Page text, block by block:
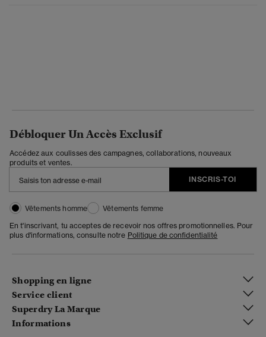
Débloquer Un Accès Exclusif
Accédez aux coulisses des campagnes, collaborations, nouveaux
produits et ventes.
INSCRIS-TOI
Vêtements homme
Vêtements femme
En t'inscrivant, tu acceptes de recevoir nos offres promotionnelles. Pour
plus d'informations, consulte notre Politique de confidentialité
Shopping en ligne
Service client
Superdry La Marque
Informations